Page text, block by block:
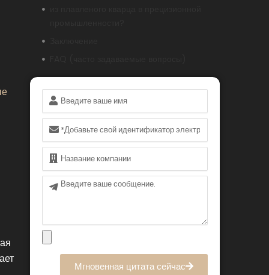
Имя
Электронная
почта
Имя
Сообщение
Мгновенная цитата сейчас